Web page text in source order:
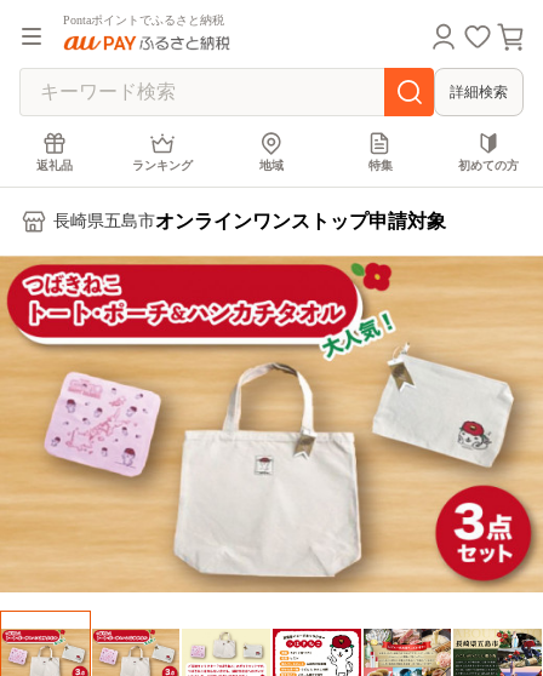
Pontaポイントでふるさと納税
詳細検索
返礼品 ランキング 地域 特集 初めての方
長崎県五島市オンラインワンストップ申請対象